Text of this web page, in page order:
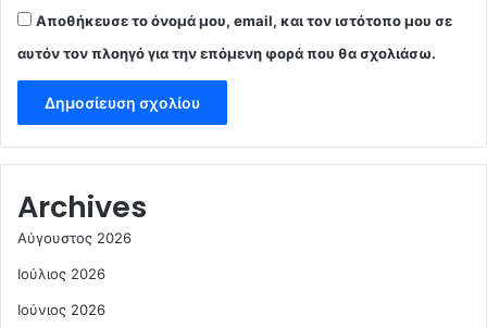
Αποθήκευσε το όνομά μου, email, και τον ιστότοπο μου σε
αυτόν τον πλοηγό για την επόμενη φορά που θα σχολιάσω.
Archives
Αύγουστος 2026
Ιούλιος 2026
Ιούνιος 2026